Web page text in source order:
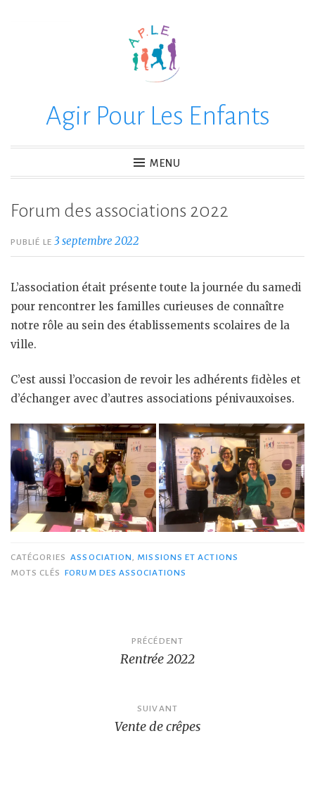
Agir Pour Les Enfants
MENU
Forum des associations 2022
PUBLIÉ LE 3 septembre 2022
L’association était présente toute la journée du samedi
pour rencontrer les familles curieuses de connaître
notre rôle au sein des établissements scolaires de la
ville.
C’est aussi l’occasion de revoir les adhérents fidèles et
d’échanger avec d’autres associations pénivauxoises.
CATÉGORIES ASSOCIATION, MISSIONS ET ACTIONS
MOTS CLÉS FORUM DES ASSOCIATIONS
PRÉCÉDENT
Rentrée 2022
SUIVANT
Vente de crêpes